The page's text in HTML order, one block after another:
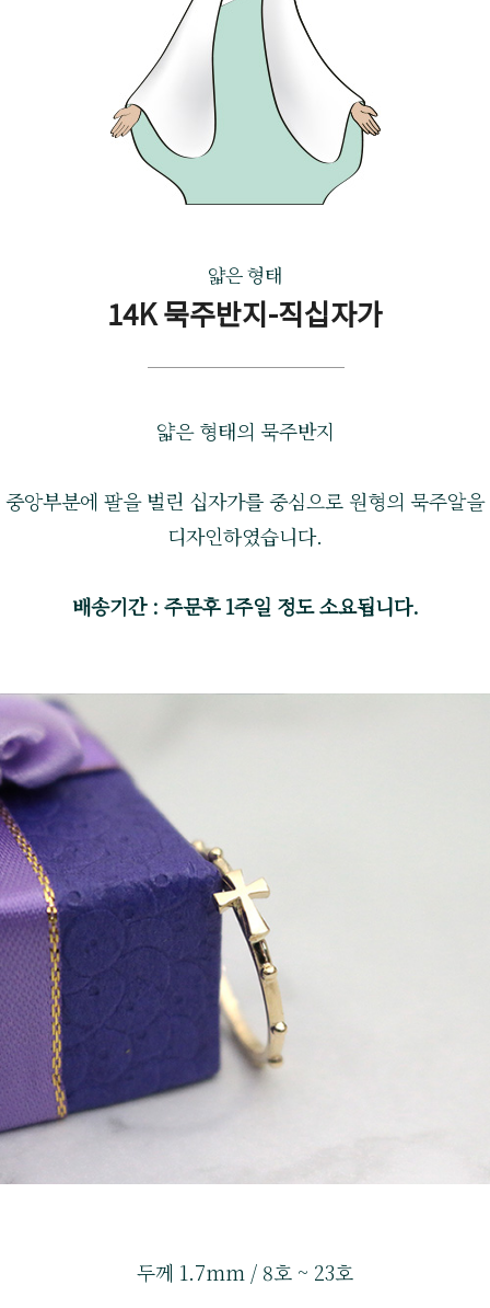
얇은 형태
14K 묵주반지-직십자가
얇은 형태의 묵주반지
중앙부분에 팔을 벌린 십자가를 중심으로 원형의 묵주알을
디자인하였습니다.
배송기간 : 주문후 1주일 정도 소요됩니다.
두께 1.7mm / 8호 ~ 23호